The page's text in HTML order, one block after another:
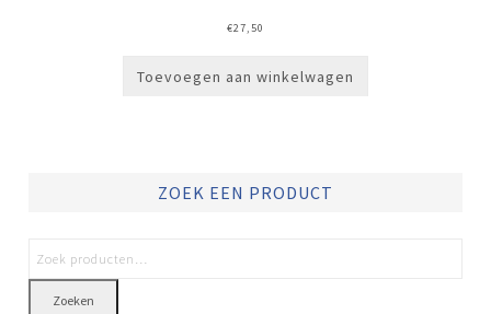
€27,50
Toevoegen aan winkelwagen
ZOEK EEN PRODUCT
Zoeken